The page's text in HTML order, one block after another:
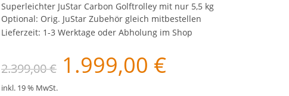
Superleichter JuStar Carbon Golftrolley mit nur 5,5 kg
Optional: Orig. JuStar Zubehör gleich mitbestellen
Lieferzeit: 1-3 Werktage oder Abholung im Shop
2.399,00€
Ursprünglicher
war:
1.999,00 €Aktueller
inkl. 19 % MwSt.